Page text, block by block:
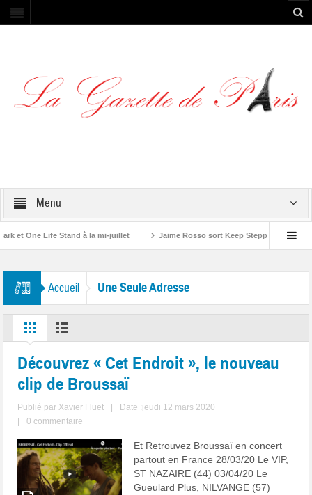
Menu
et One Life Stand à la mi-juillet Jaime Rosso sort Keep Stepping, son
Accueil Une Seule Adresse
Découvrez « Cet Endroit », le nouveau
clip de Broussaï
Publié par Xavier Fluet
Date :jeudi 12 mars 2020
0 commentaire
Et Retrouvez Broussaï en concert
partout en France 28/03/20 Le VIP,
ST NAZAIRE (44) 03/04/20 Le
Gueulard Plus, NILVANGE (57)